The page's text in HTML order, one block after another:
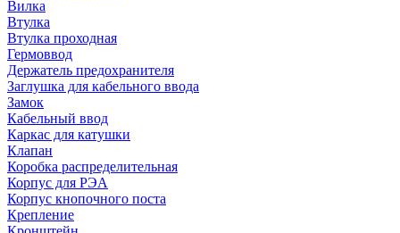
Вилка
Втулка
Втулка проходная
Гермоввод
Держатель предохранителя
Заглушка для кабельного ввода
Замок
Кабельный ввод
Каркас для катушки
Клапан
Коробка распределительная
Корпус для РЭА
Корпус кнопочного поста
Крепление